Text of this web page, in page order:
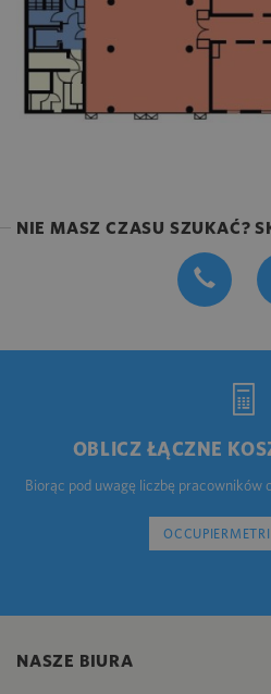
NIE MASZ CZASU SZUKAĆ?
OBLICZ ŁĄCZNE
Biorąc pod uwagę liczbę pracowników
NASZE BIURA